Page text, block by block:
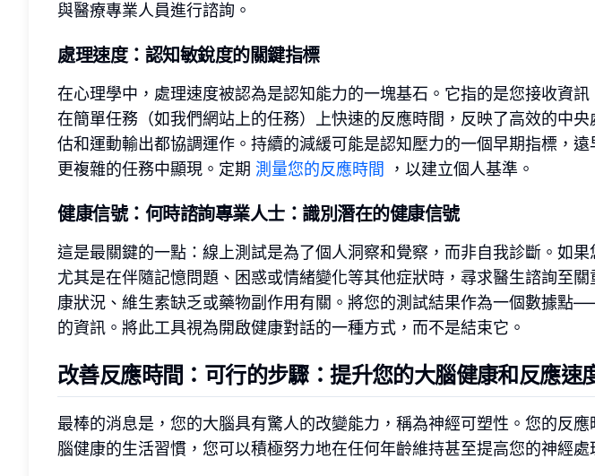
與醫療專業人員進行諮詢。
處理速度：認知敏銳度的關鍵指標
在心理學中，處理速度被認為是認知能力的一塊基石。它指的是您接收資
在簡單任務（如我們網站上的任務）上快速的反應時間，反映了高效的中
估和運動輸出都協調運作。持續的減緩可能是認知壓力的一個早期指標，
更複雜的任務中顯現。定期 測量您的反應時間 ，以建立個人基準。
健康信號：何時諮詢專業人士：識別潛在的健康信號
這是最關鍵的一點：線上測試是為了個人洞察和覺察，而非自我診斷。如果
尤其是在伴隨記憶問題、困惑或情緒變化等其他症狀時，尋求醫生諮詢至
康狀況、維生素缺乏或藥物副作用有關。將您的測試結果作為一個數據點
的資訊。將此工具視為開啟健康對話的一種方式，而不是結束它。
改善反應時間 ：可行的步驟：提升您的大腦健康和反應速
最棒的消息是，您的大腦具有驚人的改變能力，稱為神經可塑性。您的反
腦健康的生活習慣，您可以積極努力地在任何年齡維持甚至提高您的神經處